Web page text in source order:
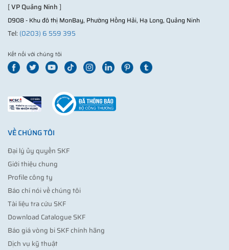
[VP Quảng Ninh]
D908 - Khu đô thị MonBay, Phường Hồng Hải, Hạ Long, Quảng Ninh
Tel: (0203) 6 559 395
Kết nối với chúng tôi
VỀ CHÚNG TÔI
Đại lý ủy quyền SKF
Giới thiệu chung
Profile công ty
Báo chí nói về chúng tôi
Tài liệu tra cứu SKF
Download Catalogue SKF
Báo giá vòng bi SKF chính hãng
Dịch vụ kỹ thuật